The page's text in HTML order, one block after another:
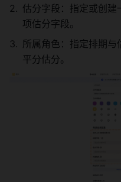
估分字段：指定或创
项估分字段。
所属角色：指定排期
平分估分。